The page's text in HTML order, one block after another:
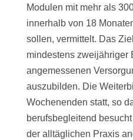
Modulen mit mehr als
innerhalb von 18
sollen, vermittelt. Das
mindestens zweijähriger
angemessenen
auszubilden. Die
Wochenenden statt, so
berufsbegleitend
der alltäglichen Praxis